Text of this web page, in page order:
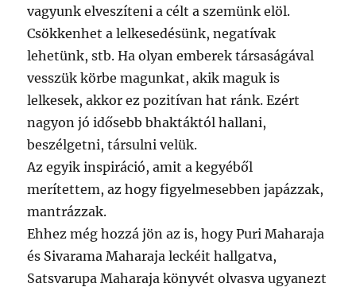
vagyunk elveszíteni a célt a szemünk elöl.
Csökkenhet a lelkesedésünk, negatívak
lehetünk, stb. Ha olyan emberek társaságával
vesszük körbe magunkat, akik maguk is
lelkesek, akkor ez pozitívan hat ránk. Ezért
nagyon jó idősebb bhaktáktól hallani,
beszélgetni, társulni velük.
Az egyik inspiráció, amit a kegyéből
merítettem, az hogy figyelmesebben japázzak,
mantrázzak.
Ehhez még hozzá jön az is, hogy Puri Maharaja
és Sivarama Maharaja leckéit hallgatva,
Satsvarupa Maharaja könyvét olvasva ugyanezt